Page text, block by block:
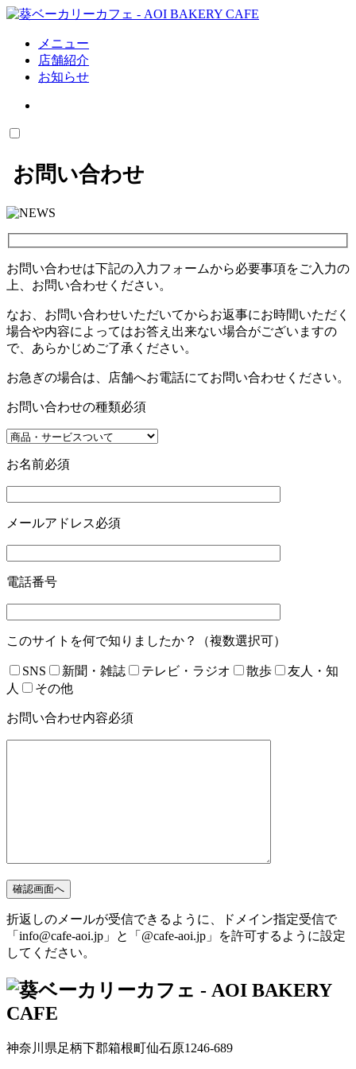
メニュー
店舗紹介
お知らせ
お問い合わせ
お問い合わせは下記の入力フォームから必要事項をご入力の
上、お問い合わせください。
なお、お問い合わせいただいてからお返事にお時間いただく
場合や内容によってはお答え出来ない場合がございますの
で、あらかじめご了承ください。
お急ぎの場合は、店舗へお電話にてお問い合わせください。
お問い合わせの種類必須
お名前必須
メールアドレス必須
電話番号
このサイトを何で知りましたか？（複数選択可）
SNS 新聞・雑誌 テレビ・ラジオ 散歩
友人・知
人
その他
お問い合わせ内容必須
折返しのメールが受信できるように、ドメイン指定受信で
「info@cafe-aoi.jp」と「@cafe-aoi.jp」を許可するように設定
してください。
神奈川県足柄下郡箱根町仙石原1246-689